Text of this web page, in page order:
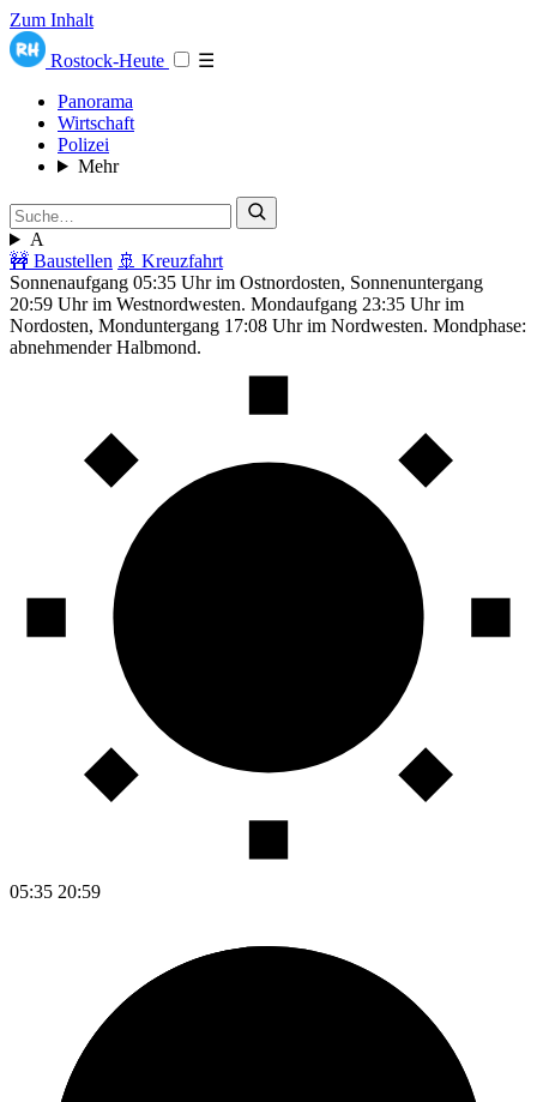
Zum Inhalt
Rostock-Heute
☰
Panorama
Wirtschaft
Polizei
Mehr
A
🚧 Baustellen 🚢 Kreuzfahrt
Sonnenaufgang 05:35 Uhr im Ostnordosten, Sonnenuntergang
20:59 Uhr im Westnordwesten. Mondaufgang 23:35 Uhr im
Nordosten, Monduntergang 17:08 Uhr im Nordwesten. Mondphase:
abnehmender Halbmond.
05:35 20:59